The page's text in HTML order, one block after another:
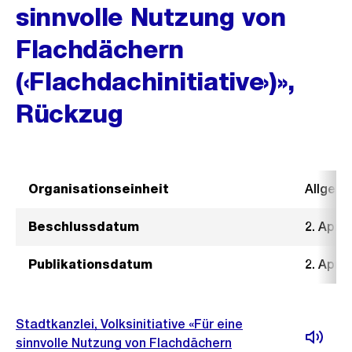
sinnvolle Nutzung von
Flachdächern
(‹Flachdachinitiative›)»,
Rückzug
Organisationseinheit
Beschlussdatum 2. April
Publikationsdatum 2. April
Stadtkanzlei, Volksinitiative «Für eine
sinnvolle Nutzung von Flachdächern